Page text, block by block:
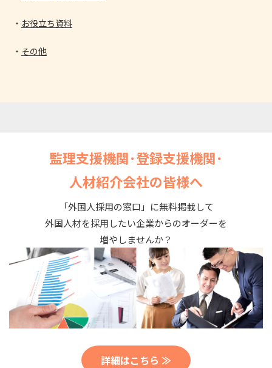
お役立ち資料
その他
監理支援機関･登録支援機関･
人材紹介会社の皆様へ
「外国人採用の窓口」に無料掲載して
外国人材を採用したい企業からのオーダーを
増やしませんか？
詳細はこちら ≫